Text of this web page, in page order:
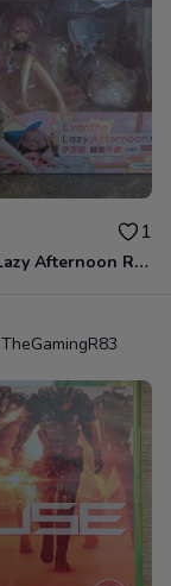
1
Evanthe Lazy Afternoon Red Pride of Eden
TheGamingR83